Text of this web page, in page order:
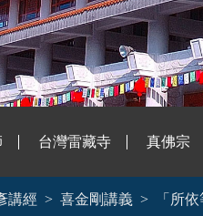
台灣雷藏寺 真佛宗
講經 喜金剛講義 「所